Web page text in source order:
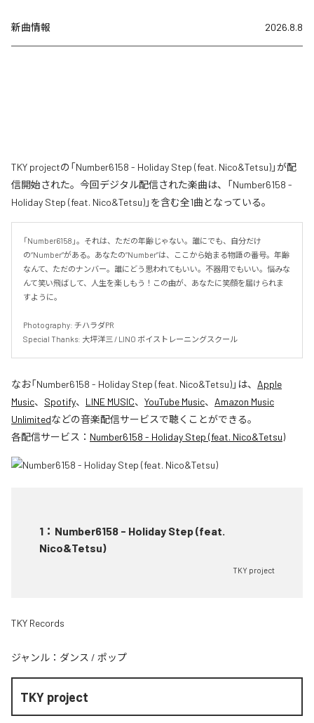
新曲情報 2026.8.8
TKY projectの「Number6158 - Holiday Step (feat. Nico&Tetsu)」が配
信開始された。今回デジタル配信された楽曲は、「Number6158 -
Holiday Step (feat. Nico&Tetsu)」を含む全1曲となっている。
「Number6158」。それは、ただの年齢じゃない。誰にでも、自分だけ
の“Number”がある。あなたの“Number”は、ここから始まる物語の番号。年齢
なんて、ただのナンバー。誰にどう思われてもいい。不器用でもいい。悩みな
んて笑い飛ばして、人生を楽しもう！この曲が、あなたに笑顔を届けられま
すように。
Photography: チハラダPR
Special Thanks: 大坪洋三 / LINO ボイストレーニングスクール
なお「Number6158 - Holiday Step (feat. Nico&Tetsu)」は、 Apple
Music、 Spotify、 LINE MUSIC、 YouTube Music、 Amazon Music
Unlimitedなどの音楽配信サービスで聴くことができる。
各配信サービス： Number6158 - Holiday Step (feat. Nico&Tetsu)
1 ： Number6158 - Holiday Step (feat.
Nico&Tetsu)
TKY project
TKY Records
ジャンル： ダンス / ポップ
TKY project